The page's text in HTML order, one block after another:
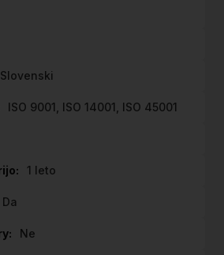
Slovenski
ISO 9001, ISO 14001, ISO 45001
1 leto
Da
Ne